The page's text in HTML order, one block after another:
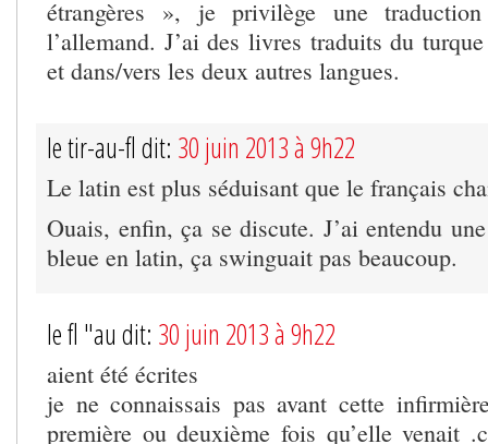
étrangères », je privilège une
l’allemand. J’ai des livres traduits du
et dans/vers les deux autres langues.
le tir-au-fl dit: 30 juin 2013 à 9h22
Le latin est plus séduisant que le français
Ouais, enfin, ça se discute. J’ai entendu
bleue en latin, ça swinguait pas beaucoup.
le fl "au dit: 30 juin 2013 à 9h22
aient été écrites
je ne connaissais pas avant cette
première ou deuxième fois qu’elle venait